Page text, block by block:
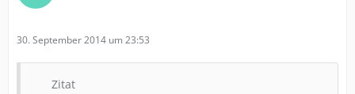
30. September 2014 um 23:53
Zitat